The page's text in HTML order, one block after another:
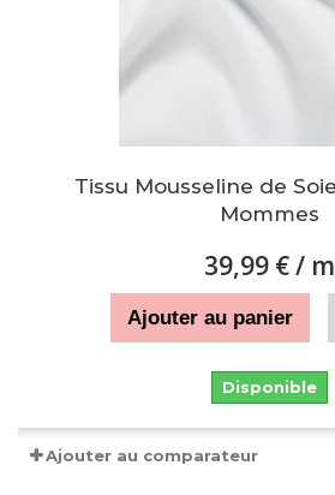
Tissu Mousseline de
Mommes
39,99 €/ m
Ajouter au panier
Disponible
Ajouter au comparateur